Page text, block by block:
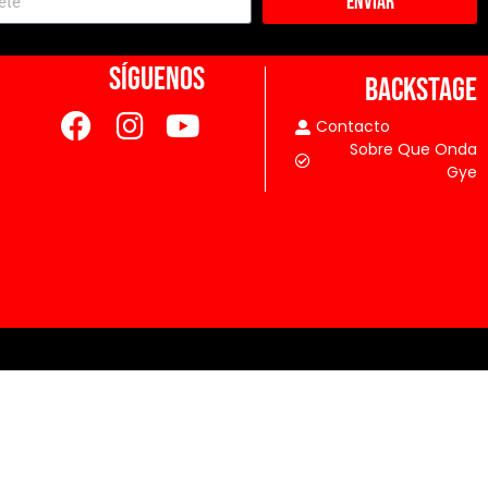
SÍGUENOS BACKSTAGE
Contacto
Sobre Que Onda
Gye